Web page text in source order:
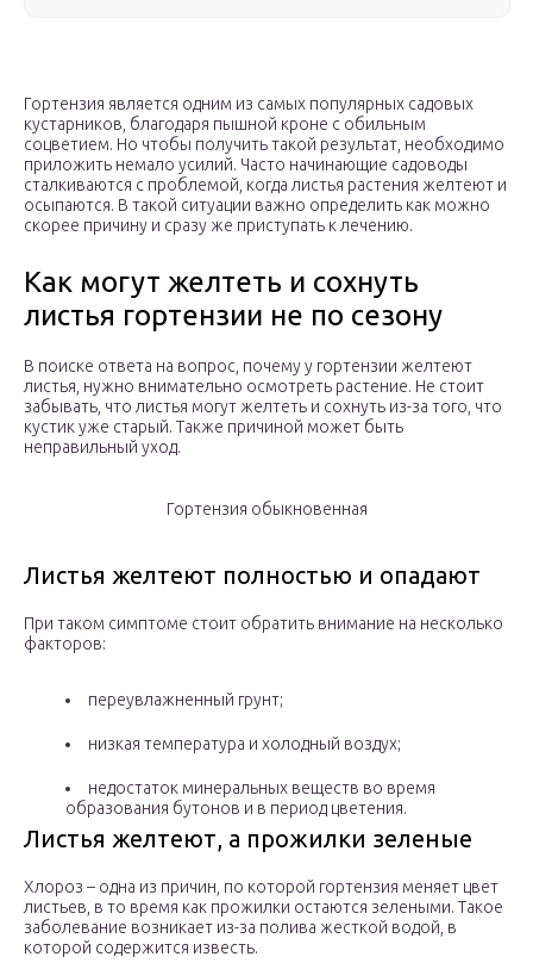
Гортензия является одним из самых популярных садовых
кустарников, благодаря пышной кроне с обильным
соцветием. Но чтобы получить такой результат, необходимо
приложить немало усилий. Часто начинающие садоводы
сталкиваются с проблемой, когда листья растения желтеют и
осыпаются. В такой ситуации важно определить как можно
скорее причину и сразу же приступать к лечению.
Как могут желтеть и сохнуть
листья гортензии не по сезону
В поиске ответа на вопрос, почему у гортензии желтеют
листья, нужно внимательно осмотреть растение. Не стоит
забывать, что листья могут желтеть и сохнуть из-за того, что
кустик уже старый. Также причиной может быть
неправильный уход.
Гортензия обыкновенная
Листья желтеют полностью и опадают
При таком симптоме стоит обратить внимание на несколько
факторов:
переувлажненный грунт;
низкая температура и холодный воздух;
недостаток минеральных веществ во время
образования бутонов и в период цветения.
Листья желтеют, а прожилки зеленые
Хлороз –­ одна из причин, по которой гортензия меняет цвет
листьев, в то время как прожилки остаются зелеными. Такое
заболевание возникает из-за полива жесткой водой, в
которой содержится известь.